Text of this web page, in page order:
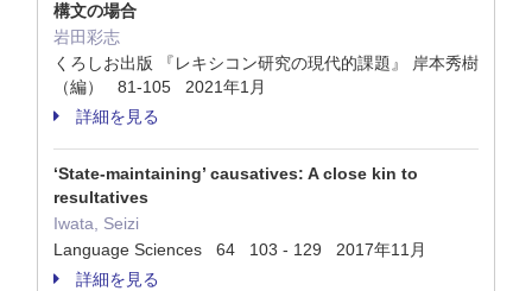
構文の場合
岩田彩志
くろしお出版 『レキシコン研究の現代的課題』 岸本秀樹
（編） 81-105 2021年1月
詳細を見る
‘State-maintaining’ causatives: A close kin to
resultatives
Iwata, Seizi
Language Sciences 64 103 - 129 2017年11月
詳細を見る